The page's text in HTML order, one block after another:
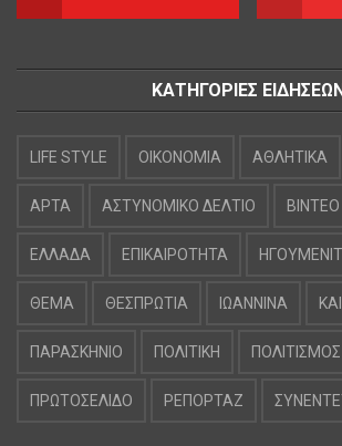
ΚΑΤΗΓΟΡΙΕΣ
LIFE STYLE OIKONOMIA ΑΘΛΗΤΙΚΑ
ΑΡΤΑ ΑΣΤΥΝΟΜΙΚΟ ΔΕΛΤΙΟ ΒΙΝΤΕΟ
ΕΛΛΑΔΑ ΕΠΙΚΑΙΡΟΤΗΤΑ
ΘΕΜΑ ΘΕΣΠΡΩΤΙΑ ΙΩΑΝΝΙΝΑ
ΠΑΡΑΣΚΗΝΙΟ ΠΟΛΙΤΙΚΗ ΠΟΛΙΤΙΣΜΟΣ
ΠΡΩΤΟΣΕΛΙΔΟ ΡΕΠΟΡΤΑΖ